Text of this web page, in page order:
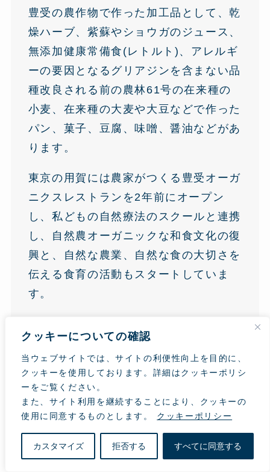
クッキーについての確認
当ウェブサイトでは、サイトの利便性向上を目的に、
クッキーを使用しております。詳細はクッキーポリシ
ーをご覧ください。
また、サイト利用を継続することにより、クッキーの
使用に同意するものとします。
クッキーポリシー
カスタマイズ 拒否する すべてに同意する
豊受の農作物で作った加工品として、乾
燥ハーブ、紫蘇やショウガのジュース、
無添加健康常備食(レトルト)、アレルギ
ーの要因となるグリアジンを含まない品
種改良される前の農林61号の在来種の
小麦、在来種の大麦や大豆などで作った
パン、菓子、豆腐、味噌、醤油などがあ
ります。
東京の用賀には農家がつくる豊受オーガ
ニクスレストランを2年前にオープン
し、私どもの自然療法のスクールと連携
し、自然農オーガニックな和食文化の復
興と、自然な農業、自然な食の大切さを
伝える食育の活動もスタートしていま
す。
いうテーマは、今、日本人が最も真剣に
考えなければならないことです。勿論、
医療もより自然の摂理にかなったものに
していく必要があるでしょうし、多くの
人が心の苦しみを抱えており、インチャ
癒しは本当に重要です。食原病も医原病
も大元は、それを良しとする心に問題が